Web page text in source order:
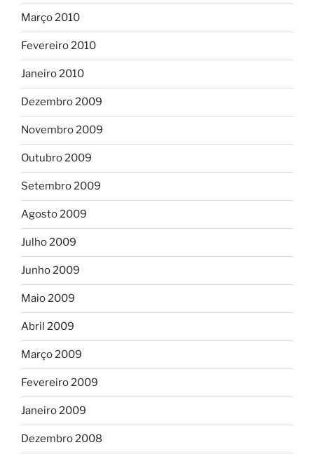
Março 2010
Fevereiro 2010
Janeiro 2010
Dezembro 2009
Novembro 2009
Outubro 2009
Setembro 2009
Agosto 2009
Julho 2009
Junho 2009
Maio 2009
Abril 2009
Março 2009
Fevereiro 2009
Janeiro 2009
Dezembro 2008